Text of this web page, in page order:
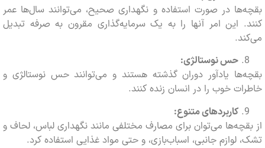
در صورت استفاده و نگهداری صحیح، می‌توانند سال‌ها عمر
این امر آنها را به یک سرمایه‌گذاری مقرون به صرفه تبدیل
حس نوستالژی:
یادآور دوران گذشته هستند و می‌توانند حس نوستالژی و
خوب را در انسان زنده کنند.
کاربردهای متنوع:
می‌توان برای مصارف مختلفی مانند نگهداری لباس، لحاف و
جانبی، اسباب‌بازی، و حتی مواد غذایی استفاده کرد.